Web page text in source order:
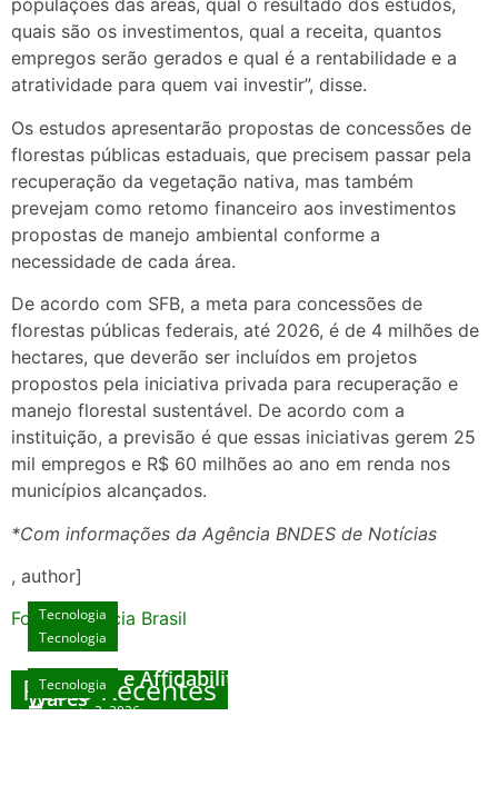
populações das áreas, qual o resultado dos estudos,
quais são os investimentos, qual a receita, quantos
empregos serão gerados e qual é a rentabilidade e a
atratividade para quem vai investir”, disse.
Os estudos apresentarão propostas de concessões de
florestas públicas estaduais, que precisem passar pela
recuperação da vegetação nativa, mas também
prevejam como retomo financeiro aos investimentos
propostas de manejo ambiental conforme a
necessidade de cada área.
De acordo com SFB, a meta para concessões de
florestas públicas federais, até 2026, é de 4 milhões de
hectares, que deverão ser incluídos em projetos
propostos pela iniciativa privada para recuperação e
manejo florestal sustentável. De acordo com a
instituição, a previsão é que essas iniciativas gerem 25
mil empregos e R$ 60 milhões ao ano em renda nos
municípios alcançados.
*Com informações da Agência BNDES de Notícias
, author]
Fonte: Agencia Brasil
Posts Recentes
Tecnologia
Unlock Exclusive Rewards at The Big Dog
House
agosto 3, 2026
Tecnologia
Sicurezza e Affidabilità di Mr Nulls Wicked
Wares
Tecnologia
Tecnologia